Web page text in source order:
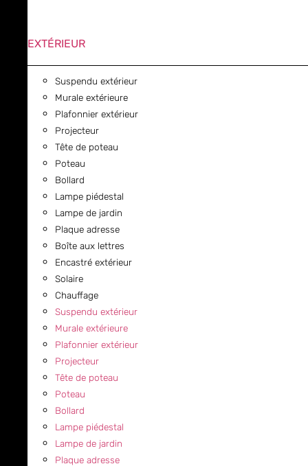
EXTÉRIEUR
Suspendu extérieur
Murale extérieure
Plafonnier extérieur
Projecteur
Tête de poteau
Poteau
Bollard
Lampe piédestal
Lampe de jardin
Plaque adresse
Boîte aux lettres
Encastré extérieur
Solaire
Chauffage
Suspendu extérieur
Murale extérieure
Plafonnier extérieur
Projecteur
Tête de poteau
Poteau
Bollard
Lampe piédestal
Lampe de jardin
Plaque adresse